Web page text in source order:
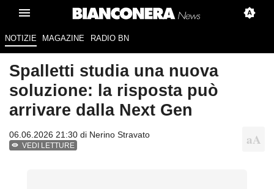
NOTIZIE MAGAZINE RADIO BN
Spalletti studia una nuova
soluzione: la risposta può
arrivare dalla Next Gen
06.06.2026 21:30 di Nerino Stravato
VEDI LETTURE